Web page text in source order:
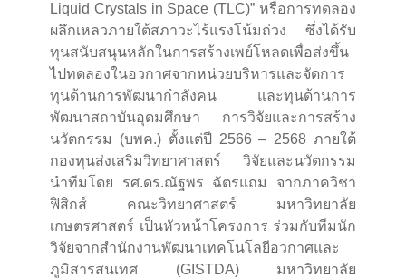
Liquid Crystals in Space (TLC)” หรือการทดลอง
ผลึกเหลวภายใต้สภาวะไร้แรงโน้มถ่วง ซึ่งได้รับ
ทุนสนับสนุนหลักในการสร้างเพย์โหลดเพื่อส่งขึ้น
ไปทดลองในอวกาศจากหน่วยบริหารและจัดการ
ทุนด้านการพัฒนากำลังคน และทุนด้านการ
พัฒนาสถาบันอุดมศึกษา การวิจัยและการสร้าง
นวัตกรรม (บพค.) ตั้งแต่ปี 2566 – 2568 ภายใต้
กองทุนส่งเสริมวิทยาศาสตร์ วิจัยและนวัตกรรม
นำทีมโดย รศ.ดร.ณัฐพร ฉัตรแถม จากภาควิชา
ฟิสิกส์ คณะวิทยาศาสตร์ มหาวิทยาลัย
เกษตรศาสตร์ เป็นหัวหน้าโครงการ ร่วมกับทีมนัก
วิจัยจากสำนักงานพัฒนาเทคโนโลยีอวกาศและ
ภูมิสารสนเทศ (GISTDA) มหาวิทยาลัย